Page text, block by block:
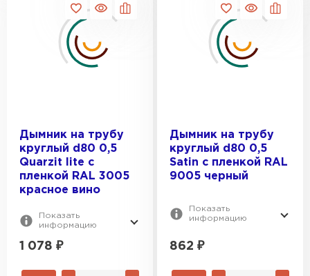
Дымник на трубу
круглый d80 0,5
Quarzit lite с
пленкой RAL 3005
красное вино
Показать
информацию
1 078 ₽
Дымник на трубу
круглый d80 0,5
Satin с пленкой RAL
9005 черный
Показать
информацию
862 ₽